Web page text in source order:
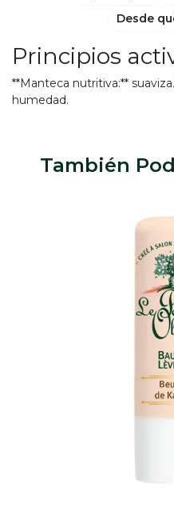
Principios
**Manteca nutritiva:**
humedad.
Desde
También